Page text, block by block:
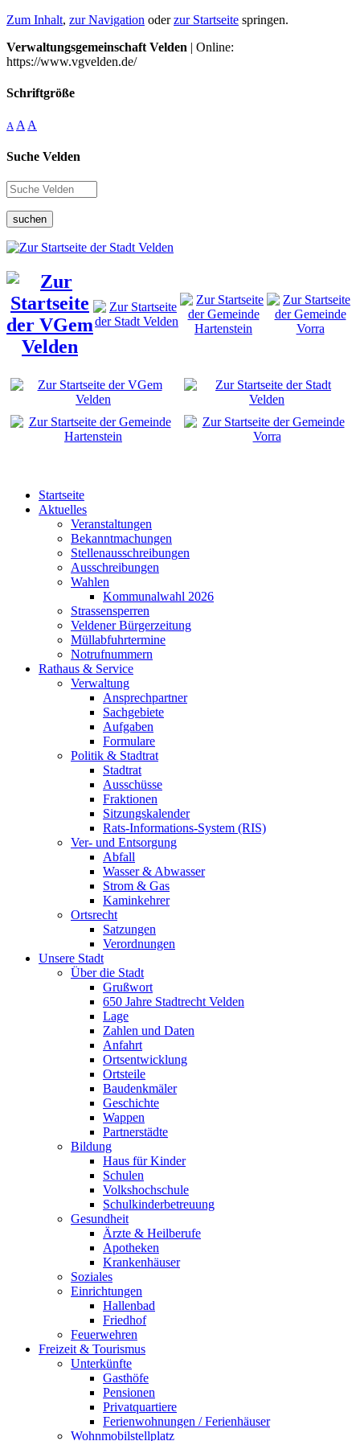
Zum Inhalt, zur Navigation oderzur Startseite springen.
Verwaltungsgemeinschaft Velden | Online:
https://www.vgvelden.de/
Schriftgröße
A A A
Suche Velden
suchen
Startseite
Aktuelles
Veranstaltungen
Bekanntmachungen
Stellenausschreibungen
Ausschreibungen
Wahlen
Kommunalwahl 2026
Strassensperren
Veldener Bürgerzeitung
Müllabfuhrtermine
Notrufnummern
Rathaus & Service
Verwaltung
Ansprechpartner
Sachgebiete
Aufgaben
Formulare
Politik & Stadtrat
Stadtrat
Ausschüsse
Fraktionen
Sitzungskalender
Rats-Informations-System (RIS)
Ver- und Entsorgung
Abfall
Wasser & Abwasser
Strom & Gas
Kaminkehrer
Ortsrecht
Satzungen
Verordnungen
Unsere Stadt
Über die Stadt
Grußwort
650 Jahre Stadtrecht Velden
Lage
Zahlen und Daten
Anfahrt
Ortsentwicklung
Ortsteile
Baudenkmäler
Geschichte
Wappen
Partnerstädte
Bildung
Haus für Kinder
Schulen
Volkshochschule
Schulkinderbetreuung
Gesundheit
Ärzte & Heilberufe
Apotheken
Krankenhäuser
Soziales
Einrichtungen
Hallenbad
Friedhof
Feuerwehren
Freizeit & Tourismus
Unterkünfte
Gasthöfe
Pensionen
Privatquartiere
Ferienwohnungen / Ferienhäuser
Wohnmobilstellplatz